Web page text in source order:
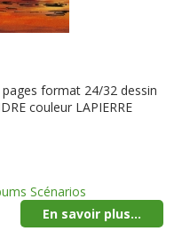
format 24/32 dessin
couleur LAPIERRE
Scénarios
En savoir plus...